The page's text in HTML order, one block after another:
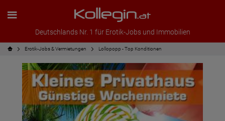
Deutschlands Nr. 1 für Erotik-Jobs und Immobilien
Erotik-Jobs & Vermietungen Lollopopp - Top Konditionen